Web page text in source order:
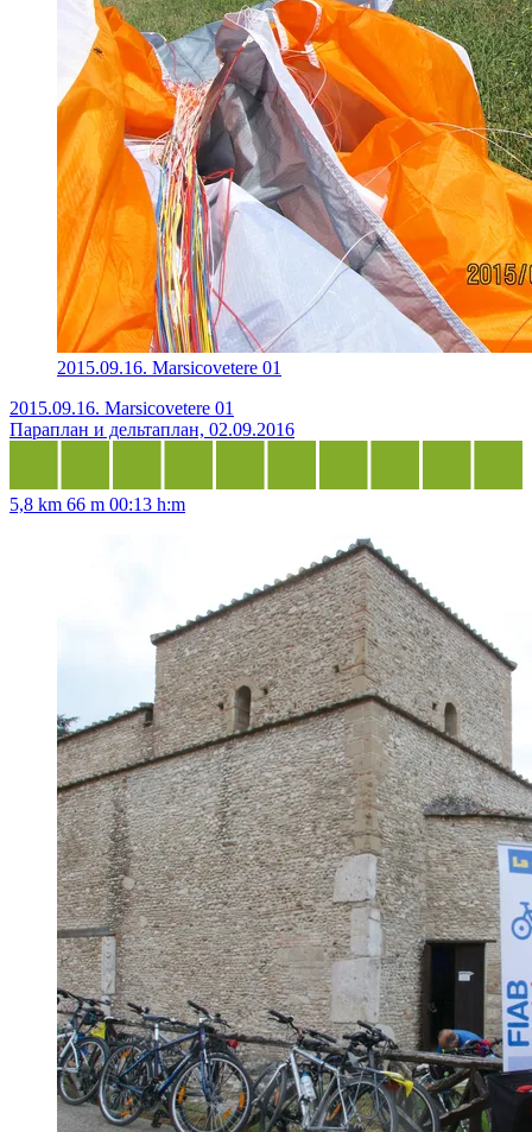
2015.09.16. Marsicovetere 01
2015.09.16. Marsicovetere 01
Параплан и дельтаплан, 02.09.2016
5,8 km 66 m 00:13 h:m